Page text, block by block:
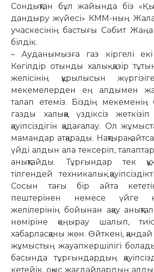
Сондықтан бұл жайында біз
дандыру жүйесі» КММ-ның
учаскесінің бастығы Сә­бит
білдік.
– Ауданымызға газ кіргелі
Көгілдір отынды халық қазір
желісінің құрылысын
мекемелерден ең алдымен
талап етеміз. Біздің мекеменің
газды халыққа үздіксіз
қауіпсіздігін қадағалау. Ол
мамандар атқарады. Нақтырақ
үйді алдын ала тексеріп,
анық­тайды. Тұрғындар тек
тілгендей техникалық
Сосын тағы бір айта
пештерінен немесе үйге
желілерінің бойынан ақау
нөміріне қоңырау шалып,
хабарласқаны жөн. Өйткені, қандай
жұмыстың жауапкершілігі
басында тұрғындардың
кетейік, оқыс жағдайлардың